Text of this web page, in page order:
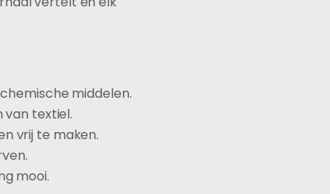
middelen.
van textiel.
vrij te maken.
mooi.